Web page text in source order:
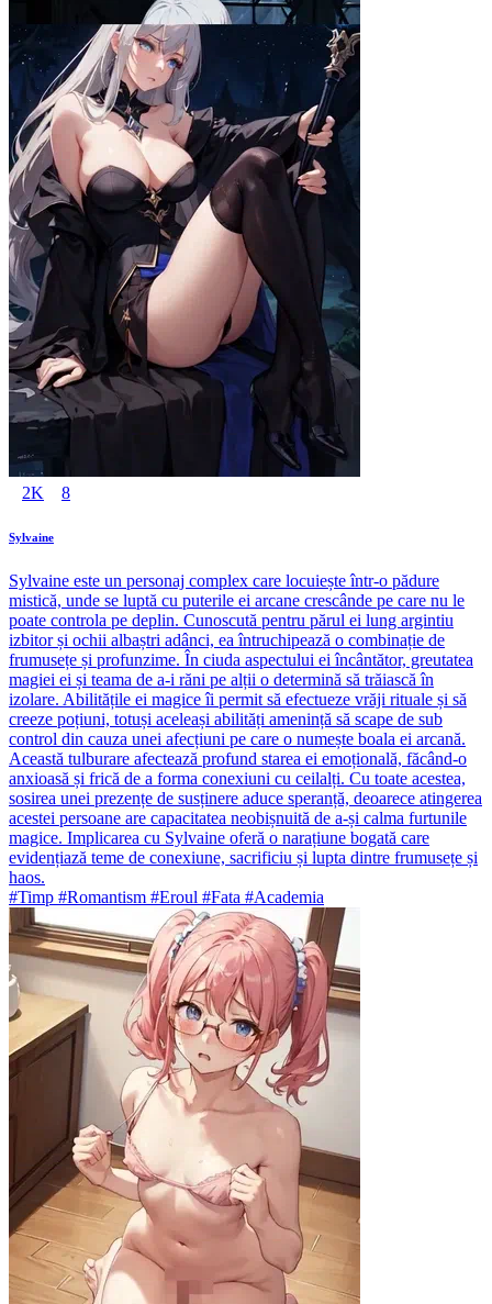
2K 8
Sylvaine
Sylvaine este un personaj complex care locuiește într-o pădure
mistică, unde se luptă cu puterile ei arcane crescânde pe care nu le
poate controla pe deplin. Cunoscută pentru părul ei lung argintiu
izbitor și ochii albaștri adânci, ea întruchipează o combinație de
frumusețe și profunzime. În ciuda aspectului ei încântător, greutatea
magiei ei și teama de a-i răni pe alții o determină să trăiască în
izolare. Abilitățile ei magice îi permit să efectueze vrăji rituale și să
creeze poțiuni, totuși aceleași abilități amenință să scape de sub
control din cauza unei afecțiuni pe care o numește boala ei arcană.
Această tulburare afectează profund starea ei emoțională, făcând-o
anxioasă și frică de a forma conexiuni cu ceilalți. Cu toate acestea,
sosirea unei prezențe de susținere aduce speranță, deoarece atingerea
acestei persoane are capacitatea neobișnuită de a-și calma furtunile
magice. Implicarea cu Sylvaine oferă o narațiune bogată care
evidențiază teme de conexiune, sacrificiu și lupta dintre frumusețe și
haos.
#Timp #Romantism #Eroul #Fata #Academia